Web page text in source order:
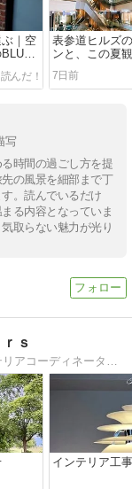
｜空
表参道ヒルズ
ンと、この夏
ラマ /
601
7日前
写
時間の過ごし方を提
の風景を細部まで丁
。読んでいるだけ
る内容となっていま
取らない魅力が光り
ｓ
愛媛を中心に活動中！フリーランス・インテリアコーディネーター石山尚美の日常ブログです
インテリア工